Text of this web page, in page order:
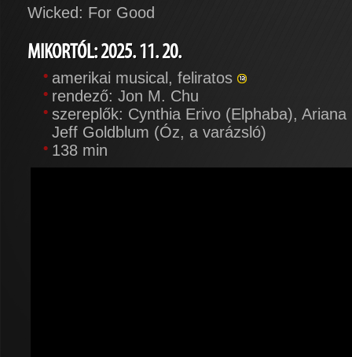
Wicked: For Good
MIKORTÓL: 2025. 11. 20.
amerikai musical, feliratos
rendező: Jon M. Chu
szereplők: Cynthia Erivo (Elphaba),
Jeff Goldblum (Óz, a varázsló)
138 min